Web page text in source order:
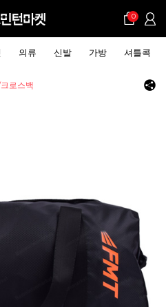
0
의류 신발 가방 셔틀콕
로스백